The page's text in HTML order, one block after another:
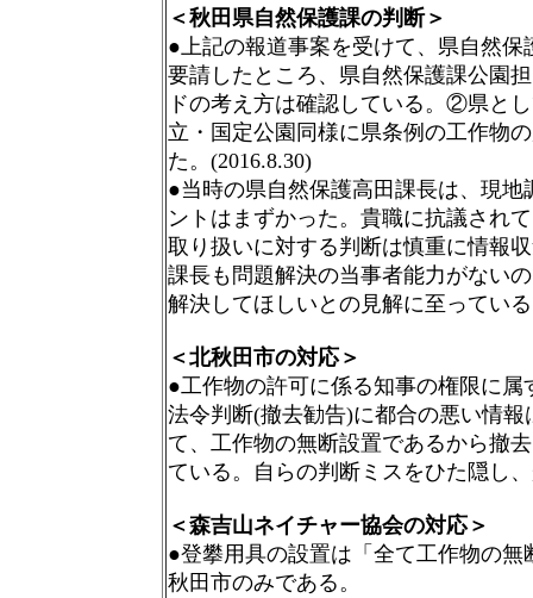
＜秋田県自然保護課の判断＞
●上記の報道事案を受けて、県自然
要請したところ、県自然保護課公園
ドの考え方は確認している。②県と
立・国定公園同様に県条例の工作物
た。(2016.8.30)
●当時の県自然保護高田課長は、現
ントはまずかった。貴職に抗議され
取り扱いに対する判断は慎重に情報
課長も問題解決の当事者能力がない
解決してほしいとの見解に至っている
＜北秋田市の対応＞
●工作物の許可に係る知事の権限に
法令判断(撤去勧告)に都合の悪い情
て、工作物の無断設置であるから撤
ている。自らの判断ミスをひた隠し
＜森吉山ネイチャー協会の対応＞
●登攀用具の設置は「全て工作物の
秋田市のみである。